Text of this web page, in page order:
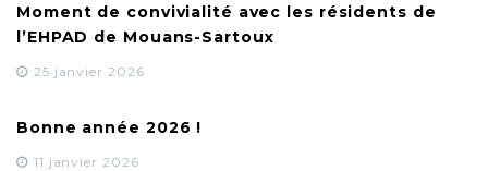
Moment de convivialité avec les résidents de
l’EHPAD de Mouans-Sartoux
25 janvier 2026
Bonne année 2026 !
11 janvier 2026